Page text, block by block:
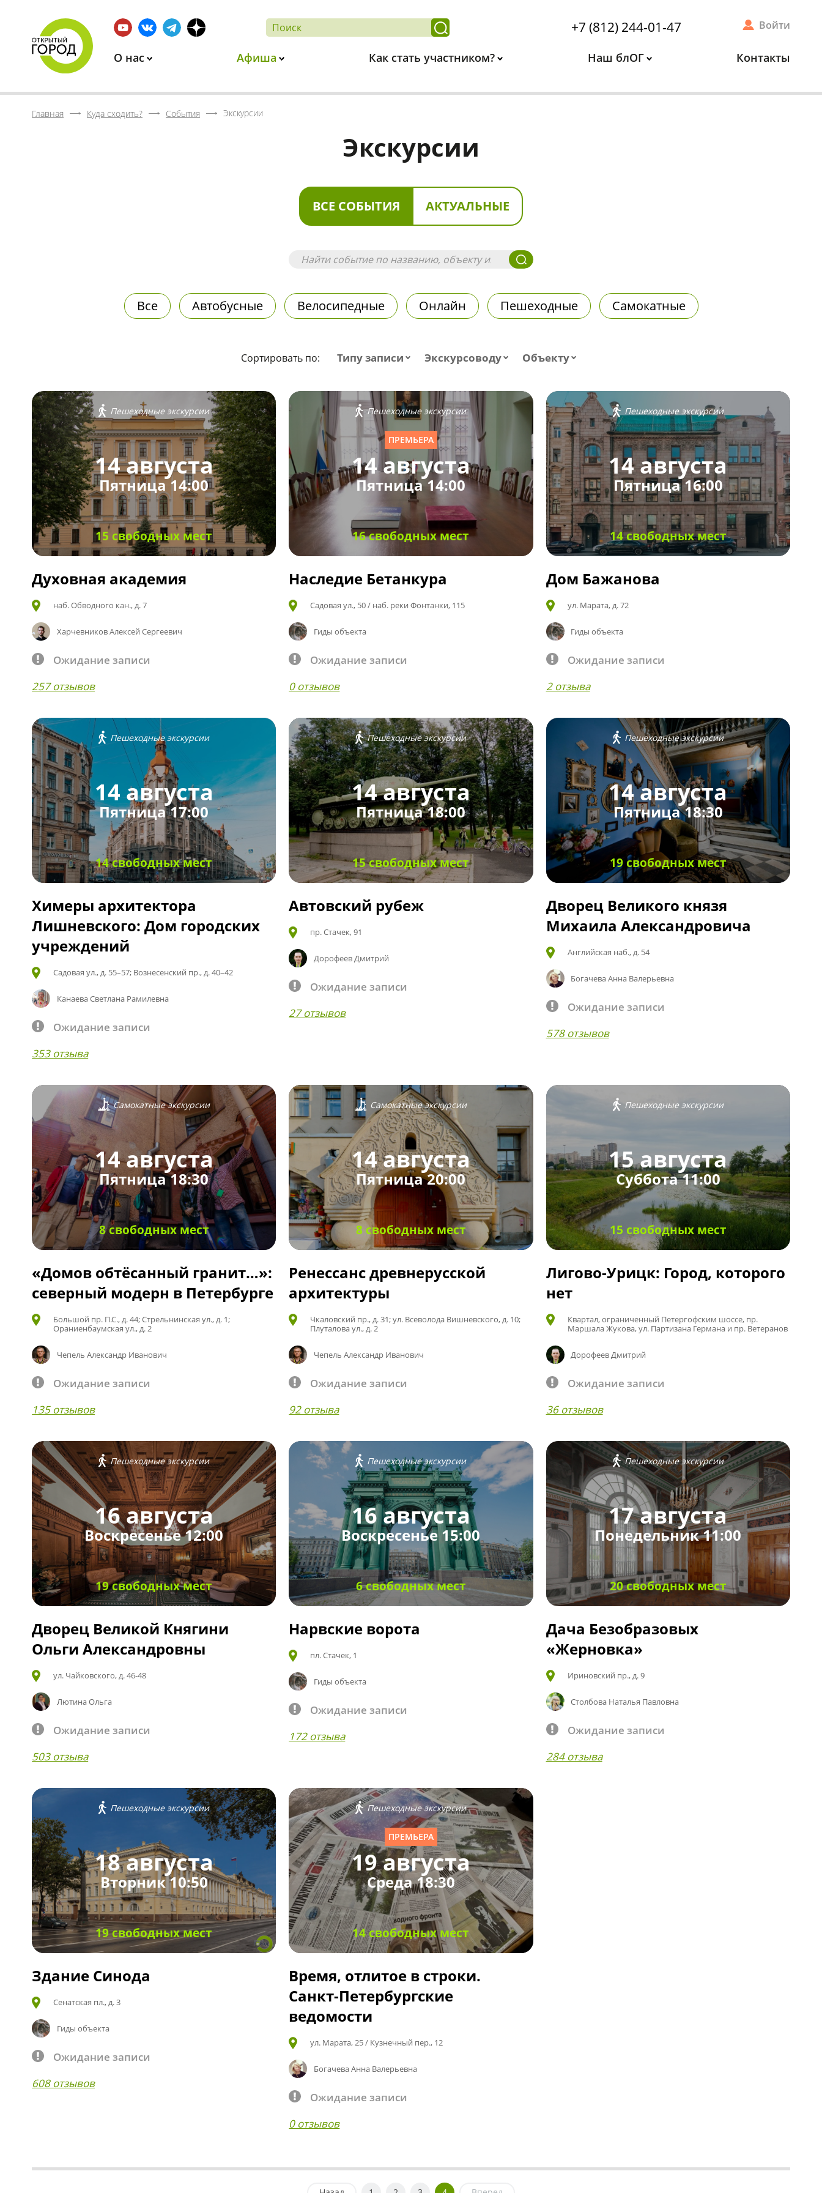
+7 (812) 244-01-47 Войти
О нас Афиша Как стать участником? Наш блОГ Контакты
Главная Куда сходить? События Экскурсии
Экскурсии
ВСЕ СОБЫТИЯ АКТУАЛЬНЫЕ
Все Автобусные Велосипедные Онлайн Пешеходные Самокатные
Сортировать по: Типу записи Экскурсоводу Объекту
Пешеходные экскурсии
14 августа
Пятница 14:00
15 свободных мест
Духовная академия
наб. Обводного кан., д. 7
Харчевников Алексей Сергеевич
Ожидание записи
257 отзывов
Пешеходные экскурсии
ПРЕМЬЕРА
14 августа
Пятница 14:00
16 свободных мест
Наследие Бетанкура
Садовая ул., 50 / наб. реки Фонтанки, 115
Гиды объекта
Ожидание записи
0 отзывов
Пешеходные экскурсии
14 августа
Пятница 16:00
14 свободных мест
Дом Бажанова
ул. Марата, д. 72
Гиды объекта
Ожидание записи
2 отзыва
Пешеходные экскурсии
14 августа
Пятница 17:00
14 свободных мест
Химеры архитектора
Лишневского: Дом городских
учреждений
Садовая ул., д. 55–57; Вознесенский пр., д. 40–42
Канаева Светлана Рамилевна
Ожидание записи
353 отзыва
Пешеходные экскурсии
14 августа
Пятница 18:00
15 свободных мест
Автовский рубеж
пр. Стачек, 91
Дорофеев Дмитрий
Ожидание записи
27 отзывов
Пешеходные экскурсии
14 августа
Пятница 18:30
19 свободных мест
Дворец Великого князя
Михаила Александровича
Английская наб., д. 54
Богачева Анна Валерьевна
Ожидание записи
578 отзывов
Самокатные экскурсии
14 августа
Пятница 18:30
8 свободных мест
«Домов обтёсанный гранит…»:
северный модерн в Петербурге
Большой пр. П.С., д. 44; Стрельнинская ул., д. 1;
Ораниенбаумская ул., д. 2
Чепель Александр Иванович
Ожидание записи
135 отзывов
Самокатные экскурсии
14 августа
Пятница 20:00
8 свободных мест
Ренессанс древнерусской
архитектуры
Чкаловский пр., д. 31; ул. Всеволода Вишневского, д. 10;
Плуталова ул., д. 2
Чепель Александр Иванович
Ожидание записи
92 отзыва
Пешеходные экскурсии
15 августа
Суббота 11:00
15 свободных мест
Лигово-Урицк: Город, которого
нет
Квартал, ограниченный Петергофским шоссе, пр.
Маршала Жукова, ул. Партизана Германа и пр. Ветеранов
Дорофеев Дмитрий
Ожидание записи
36 отзывов
Пешеходные экскурсии
16 августа
Воскресенье 12:00
19 свободных мест
Дворец Великой Княгини
Ольги Александровны
ул. Чайковского, д. 46-48
Лютина Ольга
Ожидание записи
503 отзыва
Пешеходные экскурсии
16 августа
Воскресенье 15:00
6 свободных мест
Нарвские ворота
пл. Стачек, 1
Гиды объекта
Ожидание записи
172 отзыва
Пешеходные экскурсии
17 августа
Понедельник 11:00
20 свободных мест
Дача Безобразовых
«Жерновка»
Ириновский пр., д. 9
Столбова Наталья Павловна
Ожидание записи
284 отзыва
Пешеходные экскурсии
18 августа
Вторник 10:50
19 свободных мест
Здание Синода
Сенатская пл., д. 3
Гиды объекта
Ожидание записи
608 отзывов
Пешеходные экскурсии
ПРЕМЬЕРА
19 августа
Среда 18:30
14 свободных мест
Время, отлитое в строки.
Санкт-Петербургские
ведомости
ул. Марата, 25 / Кузнечный пер., 12
Богачева Анна Валерьевна
Ожидание записи
0 отзывов